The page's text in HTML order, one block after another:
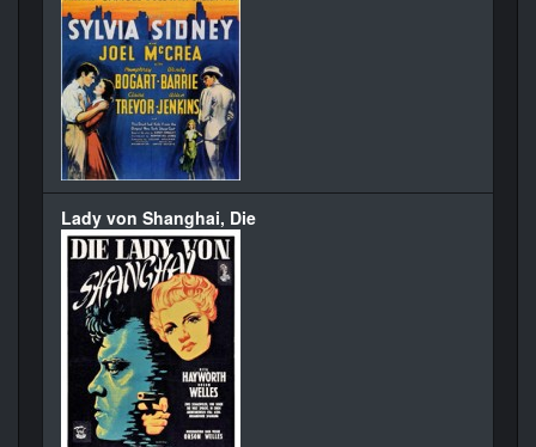
Lady von Shanghai, Die